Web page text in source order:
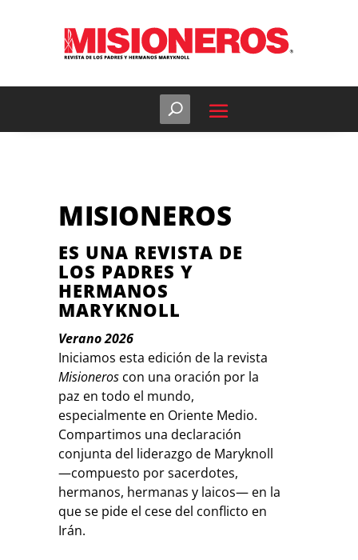
MISIONEROS
ES UNA REVISTA DE
LOS PADRES Y
HERMANOS
MARYKNOLL
Verano2026
Iniciamos esta edición de la revista
Misioneros con una oración por la
paz en todo el mundo,
especialmente en Oriente Medio.
Compartimos una declaración
conjunta del liderazgo de Maryknoll
—compuesto por sacerdotes,
hermanos, hermanas y laicos— en la
que se pide el cese del conflicto en
Irán.